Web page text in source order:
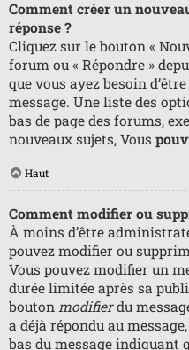
Comment créer un
réponse ?
Cliquez sur le bouton «
forum ou « Répondre »
que vous ayez besoin
message. Une liste des
bas de page des forums,
nouveaux sujets, Vous
Haut
Comment modifier ou
À moins d’être
pouvez modifier ou
Vous pouvez modifier un
durée limitée après sa
bouton modifierdu
a déjà répondu au
bas du message indiquant